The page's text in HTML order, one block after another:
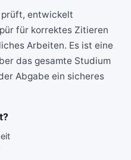
prüft, entwickelt
für korrektes Zitieren
Arbeiten. Es ist eine
das gesamte Studium
Abgabe ein sicheres